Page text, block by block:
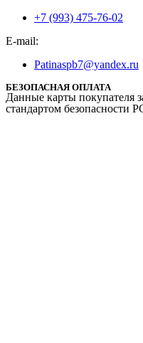
+7 (993) 475-76-02
E-mail:
Patinaspb7@yandex.ru
БЕЗОПАСНАЯ ОПЛАТА
Данные карты покупателя
стандартом безопасности